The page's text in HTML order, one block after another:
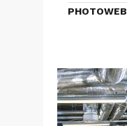
PHOTOWEB